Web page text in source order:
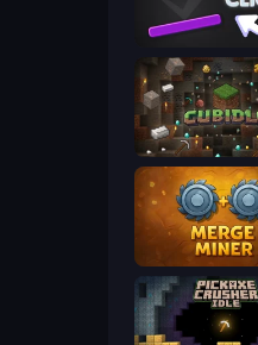
Pong Clicker
Cubidle
Merge Miner